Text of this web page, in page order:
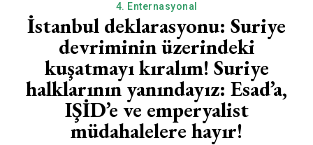
4. Enternasyonal
İstanbul deklarasyonu: Suriye
devriminin üzerindeki
kuşatmayı kıralım! Suriye
halklarının yanındayız: Esad’a,
IŞİD’e ve emperyalist
müdahalelere hayır!